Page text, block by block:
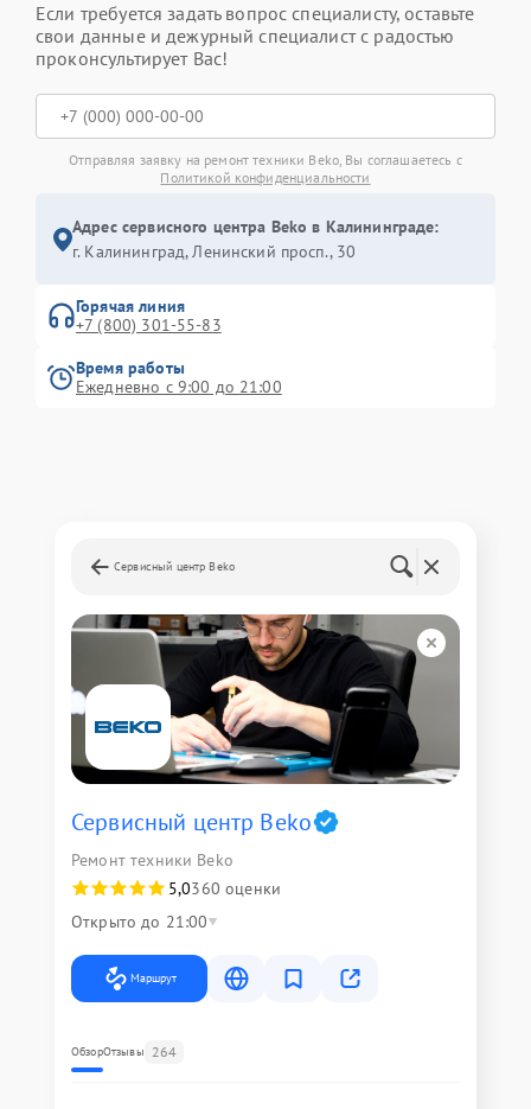
Если требуется задать вопрос специалисту, оставьте
свои данные и дежурный специалист с радостью
проконсультирует Вас!
Отправляя заявку на ремонт техники Beko, Вы соглашаетесь с
Политикой конфиденциальности
Адрес сервисного центра Beko в Калининграде:
г. Калининград, Ленинский просп., 30
Горячая линия
+7 (800) 301-55-83
Время работы
Ежедневно с 9:00 до 21:00
Сервисный центр Beko
Сервисный центр Beko
Ремонт техники Beko
5,0360 оценки
Открыто до 21:00
Маршрут
ОбзорОтзывы 264